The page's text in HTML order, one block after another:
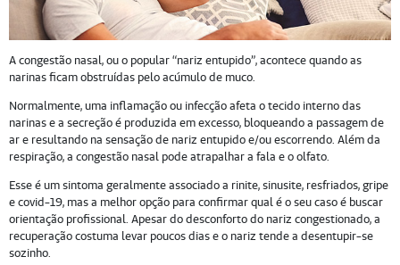
A congestão nasal, ou o popular “nariz entupido”, acontece quando as
narinas ficam obstruídas pelo acúmulo de muco.
Normalmente, uma inflamação ou infecção afeta o tecido interno das
narinas e a secreção é produzida em excesso, bloqueando a passagem de
ar e resultando na sensação de nariz entupido e/ou escorrendo. Além da
respiração, a congestão nasal pode atrapalhar a fala e o olfato.
Esse é um sintoma geralmente associado a rinite, sinusite, resfriados, gripe
e covid-19, mas a melhor opção para confirmar qual é o seu caso é buscar
orientação profissional. Apesar do desconforto do nariz congestionado, a
recuperação costuma levar poucos dias e o nariz tende a desentupir-se
sozinho.